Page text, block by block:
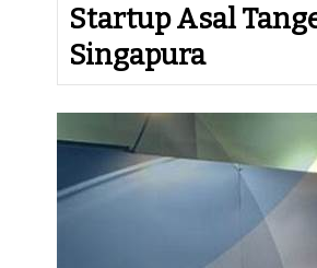
Startup Asal
Singapura